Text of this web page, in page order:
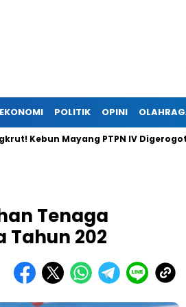
EKONOMI POLITIK OPINI
Mayang PTPN IV Digerogoti
Tenaga
Tahun 202